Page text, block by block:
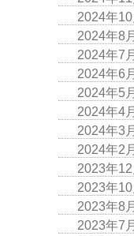
2024年10
2024年8月
2024年7月
2024年6月
2024年5月
2024年4月
2024年3月
2024年2月
2023年12
2023年10
2023年8月
2023年7月